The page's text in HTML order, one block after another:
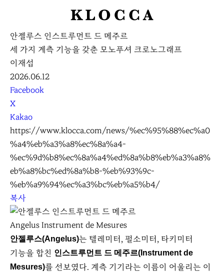
K
O
C
안젤루스 인스트루먼트 드 메주르
세 가지 계측 기능을 갖춘 모노푸셔 크로노그래프
이재섭
2026.06.12
S
N
S
S
h
a
r
e
Facebook
X
Kakao
https://www.klocca.com/news/%ec%95%88%ec%a0
%a4%eb%a3%a8%ec%8a%a4-
%ec%9d%b8%ec%8a%a4%ed%8a%b8%eb%a3%a8%
eb%a8%bc%ed%8a%b8-%eb%93%9c-
%eb%a9%94%ec%a3%bc%eb%a5%b4/
복사
Angelus Instrument de Mesures
안젤루스(Angelus)는 텔레미터, 펄소미터, 타키미터
기능을 합친 인스트루먼트 드 메주르(Instrument de
Mesures)를 선보였다. 계측 기기라는 이름이 어울리는 이